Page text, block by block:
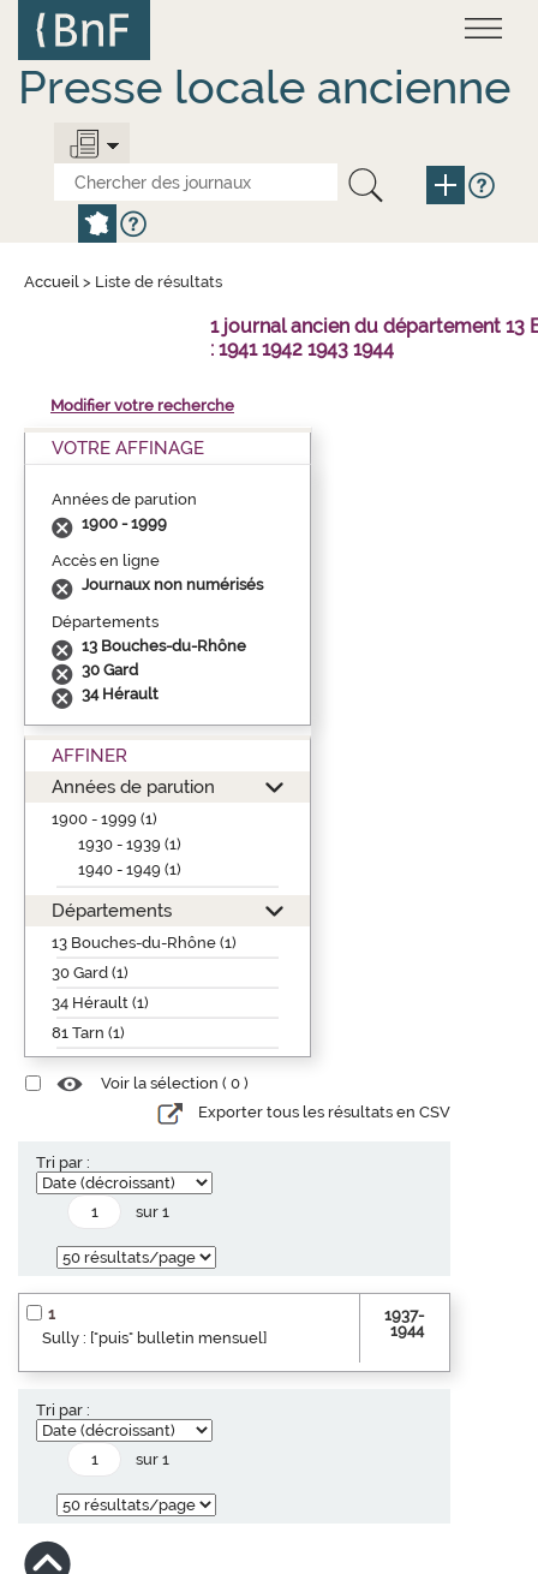
contenu
principal
Presse locale ancienne
Accueil > Liste de résultats
1 journal ancien du département
: 1941 1942 1943 1944
Modifier votre recherche
VOTRE AFFINAGE
Années de parution
1900 - 1999
Accès en ligne
Journaux non numérisés
Départements
13 Bouches-du-Rhône
30 Gard
34 Hérault
AFFINER
Années de parution
1900 - 1999 (1)
1930 - 1939 (1)
1940 - 1949 (1)
Départements
13 Bouches-du-Rhône (1)
30 Gard (1)
34 Hérault (1)
81 Tarn (1)
Voir la sélection ( 0 )
Exporter tous les résultats en CSV
Tri par :
sur 1
1
Sully : ["puis" bulletin mensuel]
1937-
1944
Tri par :
sur 1
Panneau de gestion des cookies